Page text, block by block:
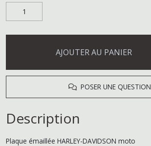
AJOUTER AU PANIER
POSER UNE QUESTION
Description
Plaque émaillée HARLEY-DAVIDSON moto